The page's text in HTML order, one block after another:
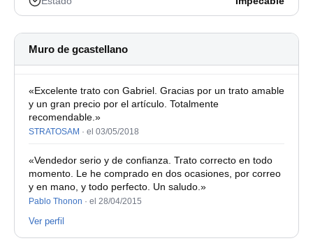
Muro de gcastellano
«Excelente trato con Gabriel. Gracias por un trato amable
y un gran precio por el artículo. Totalmente
recomendable.»
STRATOSAM · el 03/05/2018
«Vendedor serio y de confianza. Trato correcto en todo
momento. Le he comprado en dos ocasiones, por correo
y en mano, y todo perfecto. Un saludo.»
Pablo Thonon · el 28/04/2015
Ver perfil